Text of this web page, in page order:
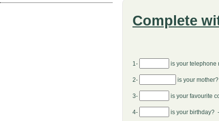
Complete
1- is your
2- is your
3- is your favourite
4- is your birthday?